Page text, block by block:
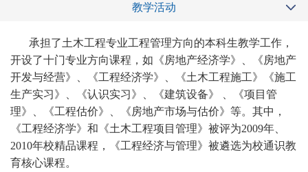
教学活动
承担了土木工程专业工程管理方向的本科生教学工作，
开设了十门专业方向课程，如《房地产经济学》、《房地产
开发与经营》、《工程经济学》、《土木工程施工》《施工
生产实习》、《认识实习》、《建筑设备》 、《项目管
理》、《工程估价》、《房地产市场与估价》等。其中，
《工程经济学》和《土木工程项目管理》被评为2009年、
2010年校精品课程，《工程经济与管理》被遴选为校通识教
育核心课程。